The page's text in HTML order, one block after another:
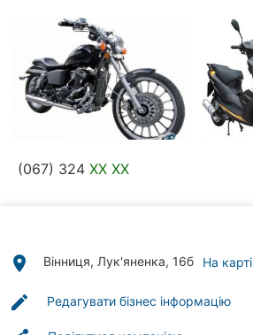
рубрики:
Стоматології
Ветеринарні
клініки
клініки
рубрики
(067) 324 XX XX
place Вінниця, Лук'яненка, 16б На карті
edit Редагувати бізнес інформацію